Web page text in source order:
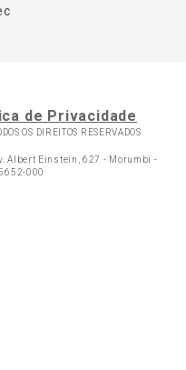
de Privacidade
OS DIREITOS RESERVADOS
Albert Einstein, 627 - Morumbi -
000